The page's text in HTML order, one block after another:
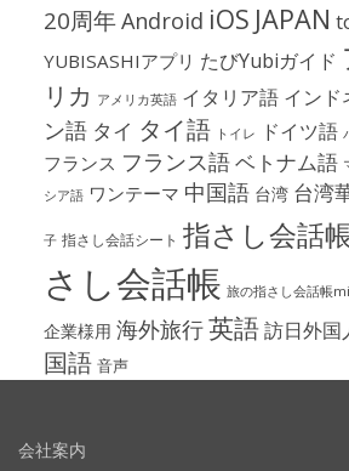
20周年Android iOS JAPAN
YUBISASHIアプリ たびYubiガイド
リカ アメリカ英語 イタリア語 インド
ン語 タイ タイ語 トイレ ドイツ語
フランス フランス語ベトナム語
シア語 ワンテーマ 中国語 台湾 台湾
子 指さし会話シート 指さし会話
さし会話帳 旅の指さし会話帳
企業様用 海外旅行英語訪日外国
国語 音声
会社案内